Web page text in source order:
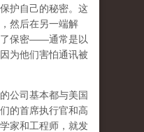
护自己的秘密。这
然后在另一端解
了保密——通常是以
为他们害怕通讯被
公司基本都与美国
的首席执行官和高
家和工程师，就发